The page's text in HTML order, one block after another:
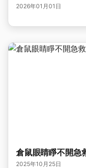
2026年01月01日
倉鼠眼睛睜不開急
2025年10月25日